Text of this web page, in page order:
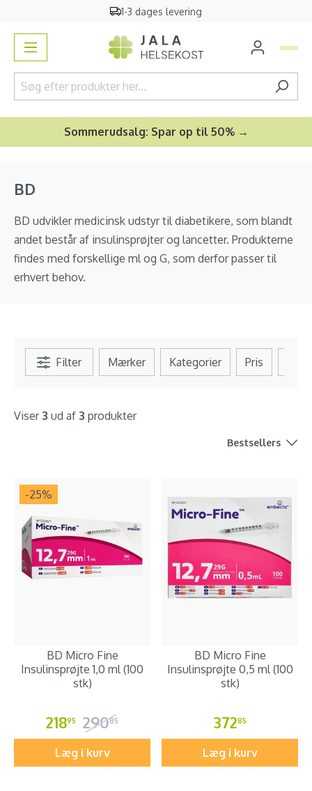
1-3 dages levering
Sommerudsalg: Spar op til 50% →
BD
BD udvikler medicinsk udstyr til diabetikere, som blandt
andet består af insulinsprøjter og lancetter. Produkterne
findes med forskellige ml og G, som derfor passer til
erhvert behov.
Filter Mærker Kategorier Pris
Viser 3 ud af 3 produkter
Bestsellers
-25%
BD Micro Fine
Insulinsprøjte 1,0 ml (100
stk)
21895 29085
Læg i kurv
BD Micro Fine
Insulinsprøjte 0,5 ml (100
stk)
37285
Læg i kurv